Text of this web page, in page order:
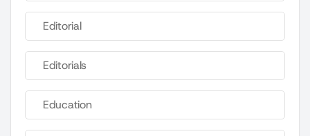
Editorial
Editorials
Education